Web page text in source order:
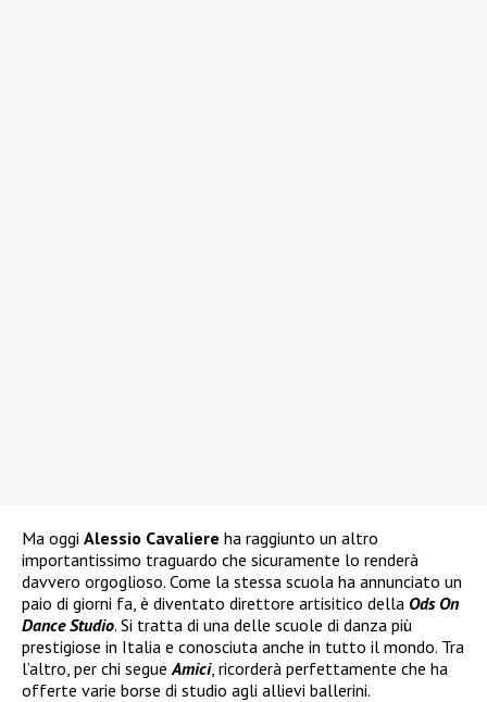
Ma oggi Alessio Cavaliere ha raggiunto un altro
importantissimo traguardo che sicuramente lo renderà
davvero orgoglioso. Come la stessa scuola ha annunciato un
paio di giorni fa, è diventato direttore artisitico della Ods On
Dance Studio. Si tratta di una delle scuole di danza più
prestigiose in Italia e conosciuta anche in tutto il mondo. Tra
l’altro, per chi segue Amici, ricorderà perfettamente che ha
offerte varie borse di studio agli allievi ballerini.